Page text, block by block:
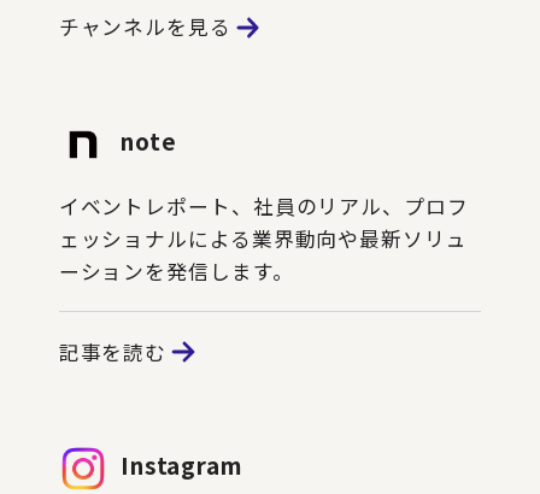
チャンネルを見る
note
イベントレポート、社員のリアル、プロフ
ェッショナルによる業界動向や最新ソリュ
ーションを発信します。
記事を読む
Instagram